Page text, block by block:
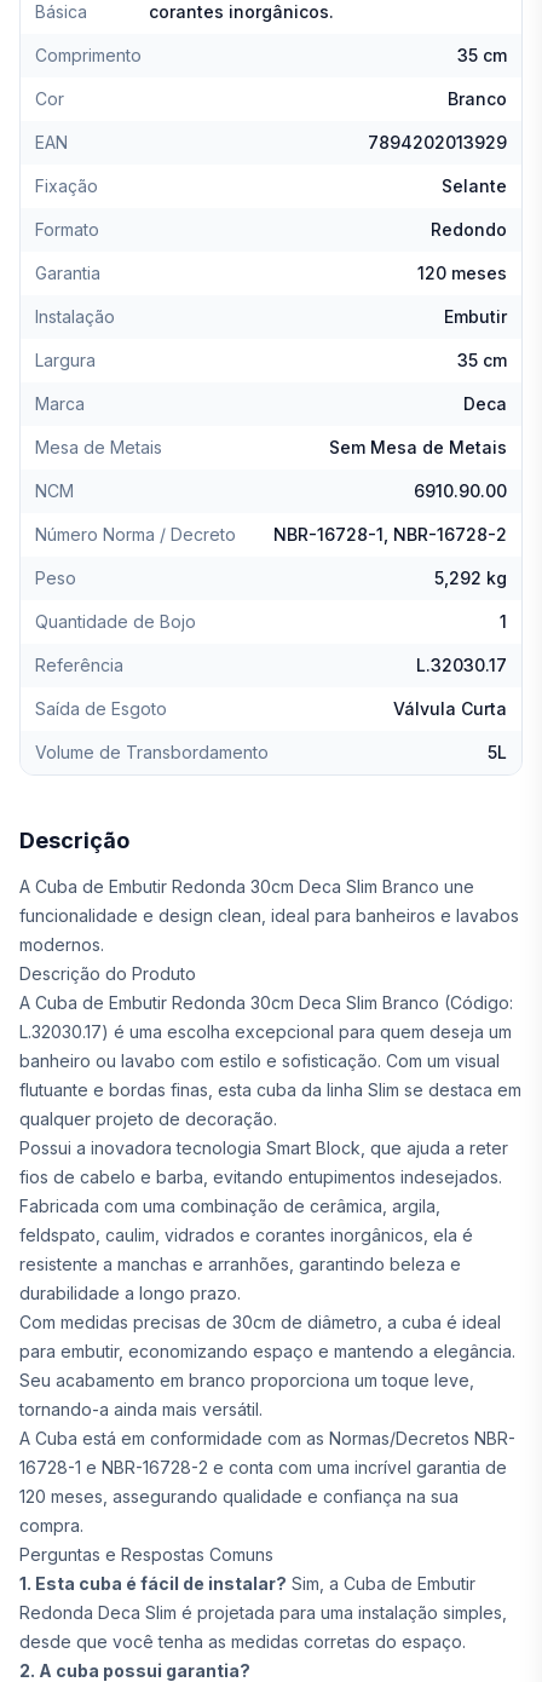
Básica
corantes inorgânicos.
Comprimento 35 cm
Cor Branco
EAN 7894202013929
Fixação Selante
Formato Redondo
Garantia 120 meses
Instalação Embutir
Largura 35 cm
Marca Deca
Mesa de Metais Sem Mesa de Metais
NCM 6910.90.00
Número Norma / Decreto NBR-16728-1, NBR-16728-2
Peso 5,292 kg
Quantidade de Bojo 1
Referência L.32030.17
Saída de Esgoto Válvula Curta
Volume de Transbordamento 5L
Descrição
A Cuba de Embutir Redonda 30cm Deca Slim Branco une
funcionalidade e design clean, ideal para banheiros e lavabos
modernos.
Descrição do Produto
A Cuba de Embutir Redonda 30cm Deca Slim Branco (Código:
L.32030.17) é uma escolha excepcional para quem deseja um
banheiro ou lavabo com estilo e sofisticação. Com um visual
flutuante e bordas finas, esta cuba da linha Slim se destaca em
qualquer projeto de decoração.
Possui a inovadora tecnologia Smart Block, que ajuda a reter
fios de cabelo e barba, evitando entupimentos indesejados.
Fabricada com uma combinação de cerâmica, argila,
feldspato, caulim, vidrados e corantes inorgânicos, ela é
resistente a manchas e arranhões, garantindo beleza e
durabilidade a longo prazo.
Com medidas precisas de 30cm de diâmetro, a cuba é ideal
para embutir, economizando espaço e mantendo a elegância.
Seu acabamento em branco proporciona um toque leve,
tornando-a ainda mais versátil.
A Cuba está em conformidade com as Normas/Decretos NBR-
16728-1 e NBR-16728-2 e conta com uma incrível garantia de
120 meses, assegurando qualidade e confiança na sua
compra.
Perguntas e Respostas Comuns
1. Esta cuba é fácil de instalar? Sim, a Cuba de Embutir
Redonda Deca Slim é projetada para uma instalação simples,
desde que você tenha as medidas corretas do espaço.
2. A cuba possui garantia?